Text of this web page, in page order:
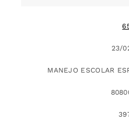
23/
MANEJO ESCOLAR